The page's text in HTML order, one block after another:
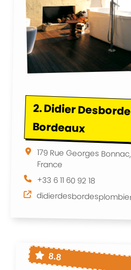
2.Didier
Bordeaux
179 Rue Georges
France
+33 6 11 60 92 18
8.8